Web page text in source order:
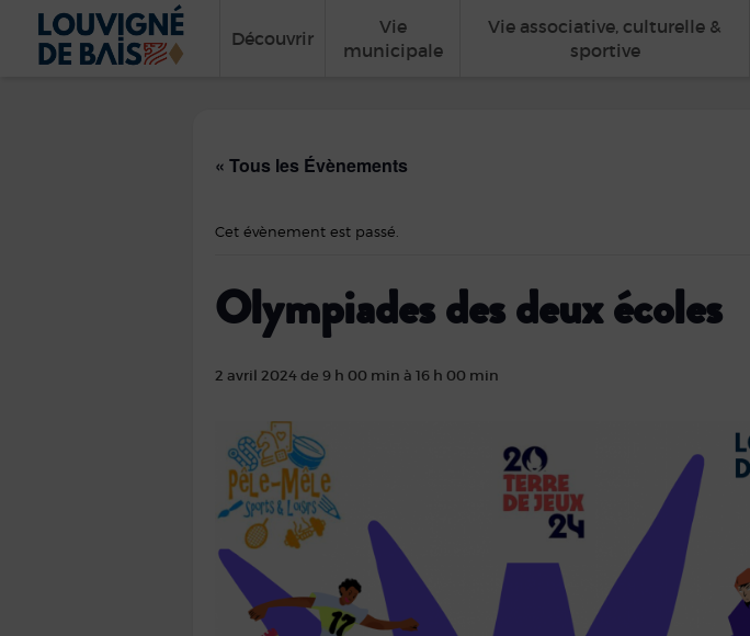
Découvrir
Vie
municipale
Vie associative, culturelle &
sportive
« Tous les Évènements
Cet évènement est passé.
Olympiades des deux écoles
2 avril 2024 de 9 h 00 min à 16 h 00 min